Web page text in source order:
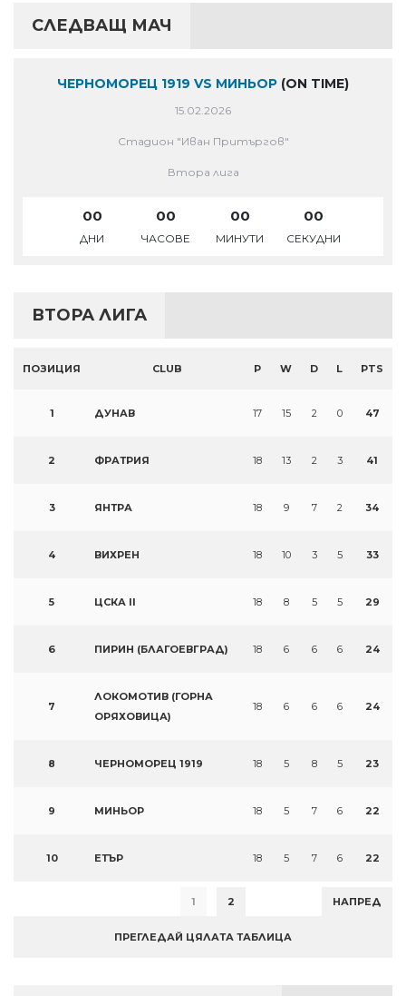
СЛЕДВАЩ МАЧ
ЧЕРНОМОРЕЦ 1919 VS МИНЬОР (ON TIME)
15.02.2026
Стадион "Иван Притъргов"
Втора лига
00
ДНИ
00
ЧАСОВЕ
00
МИНУТИ
00
СЕКУДНИ
ВТОРА ЛИГА
ПОЗИЦИЯ CLUB P W D L PTS
1 ДУНАВ 17 15 2 0 47
2 ФРАТРИЯ 18 13 2 3 41
3 ЯНТРА 18 9 7 2 34
4 ВИХРЕН 18 10 3 5 33
5 ЦСКА II 18 8 5 5 29
6 ПИРИН (БЛАГОЕВГРАД) 18 6 6 6 24
7
ЛОКОМОТИВ (ГОРНА
ОРЯХОВИЦА)
18 6 6 6 24
8 ЧЕРНОМОРЕЦ 1919 18 5 8 5 23
9 МИНЬОР 18 5 7 6 22
10 ЕТЪР 18 5 7 6 22
1 2 НАПРЕД
ПРЕГЛЕДАЙ ЦЯЛАТА ТАБЛИЦА